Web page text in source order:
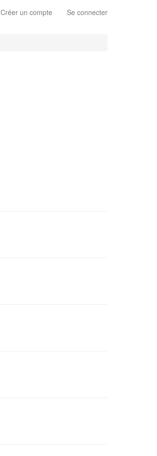
Créer un compte Se connecter